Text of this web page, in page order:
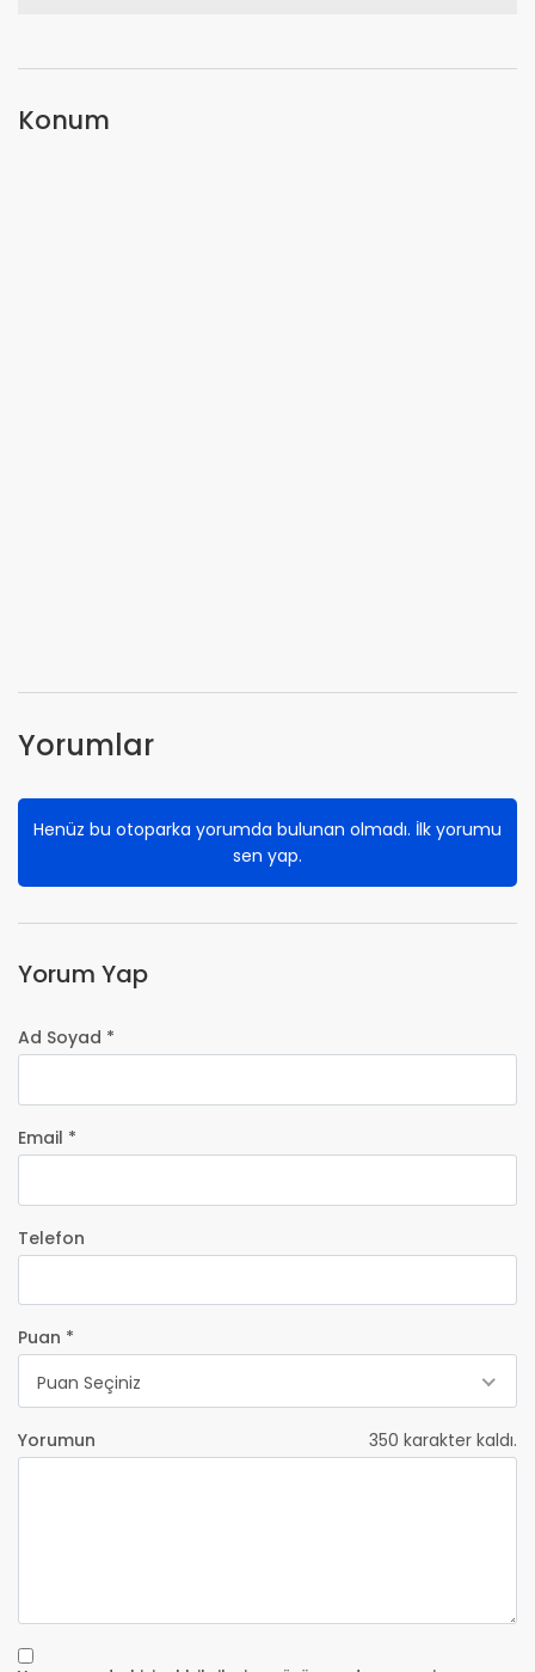
Konum
Yorumlar
Henüz bu otoparka yorumda bulunan olmadı. İlk yorumu
sen yap.
Yorum Yap
Ad Soyad *
Email *
Telefon
Puan *
Puan Seçiniz
Yorumun 350 karakter kaldı.